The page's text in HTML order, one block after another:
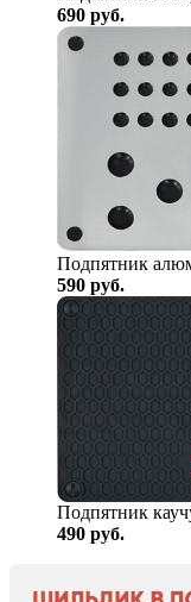
690 руб.
Подпятник
590 руб.
Подпятник
490 руб.